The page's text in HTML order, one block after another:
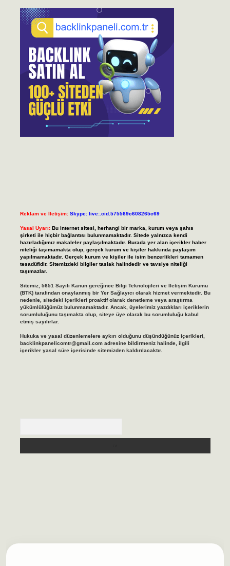
Reklam ve İletişim: Skype: live:.cid.575569c608265c69
Yasal Uyarı: Bu internet sitesi, herhangi bir marka, kurum veya şahıs
şirketi ile hiçbir bağlantısı bulunmamaktadır. Sitede yalnızca kendi
hazırladığımız makaleler paylaşılmaktadır. Burada yer alan içerikler haber
niteliği taşımamakta olup, gerçek kurum ve kişiler hakkında paylaşım
yapılmamaktadır. Gerçek kurum ve kişiler ile isim benzerlikleri tamamen
tesadüfidir. Sitemizdeki bilgiler taslak halindedir ve tavsiye niteliği
taşımazlar.
Sitemiz, 5651 Sayılı Kanun gereğince Bilgi Teknolojileri ve İletişim Kurumu
(BTK) tarafından onaylanmış bir Yer Sağlayıcı olarak hizmet vermektedir. Bu
nedenle, sitedeki içerikleri proaktif olarak denetleme veya araştırma
yükümlülüğümüz bulunmamaktadır. Ancak, üyelerimiz yazdıkları içeriklerin
sorumluluğunu taşımakta olup, siteye üye olarak bu sorumluluğu kabul
etmiş sayılırlar.
Hukuka ve yasal düzenlemelere aykırı olduğunu düşündüğünüz içerikleri,
backlinkpanelicomtr@gmail.comadresine bildirmeniz halinde, ilgili
içerikler yasal süre içerisinde sitemizden kaldırılacaktır.